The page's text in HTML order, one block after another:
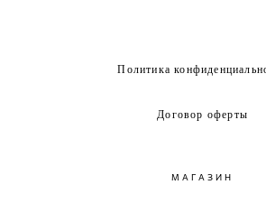
Политика
Договор оферты
МАГАЗИН